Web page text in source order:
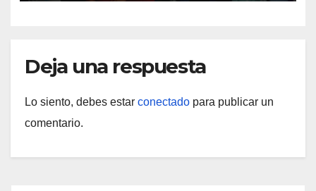
Deja una respuesta
Lo siento, debes estar conectado para publicar un
comentario.